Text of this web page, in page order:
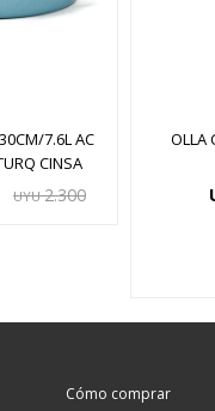
7.6L AC
CINSA
UYU 2.300
OLLA
Cómo comprar